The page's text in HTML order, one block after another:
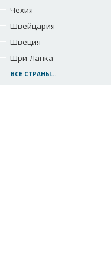
Чехия
Швейцария
Швеция
Шри-Ланка
ВСЕ СТРАНЫ...